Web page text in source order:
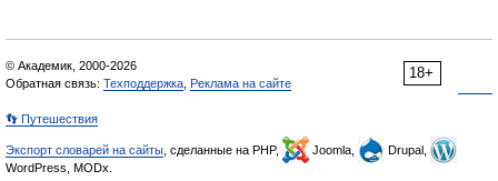
18+
© Академик, 2000-2026
Обратная связь: Техподдержка Реклама на сайте
👣 Путешествия
Экспорт словарей на сайты , сделанные на PHP, Joomla,
Drupal,
WordPress, MODx.